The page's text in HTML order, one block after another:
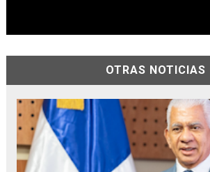
OTRAS NOTICIAS